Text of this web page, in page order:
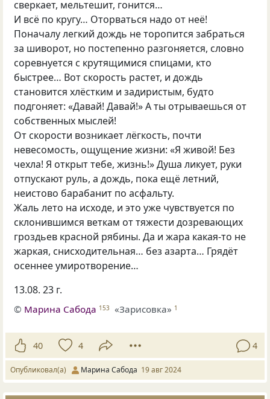
сверкает, мельтешит, гонится…
И всё по кругу… Оторваться надо от неё!
Поначалу легкий дождь не торопится забраться
за шиворот, но постепенно разгоняется, словно
соревнуется с крутящимися спицами, кто
быстрее… Вот скорость растет, и дождь
становится хлёстким и задиристым, будто
подгоняет: «Давай! Давай!» А ты отрываешься от
собственных мыслей!
От скорости возникает лёгкость, почти
невесомость, ощущение жизни: «Я живой! Без
чехла! Я открыт тебе, жизнь!» Душа ликует, руки
отпускают руль, а дождь, пока ещё летний,
неистово барабанит по асфальту.
Жаль лето на исходе, и это уже чувствуется по
склонившимся веткам от тяжести дозревающих
гроздьев красной рябины. Да и жара какая-то не
жаркая, снисходительная… без азарта… Грядёт
осеннее умиротворение…
13.08. 23 г.
© Марина Сабода 153 «Зарисовка» 1
40 4 4
Опубликовал(а) Марина Сабода 19 авг 2024